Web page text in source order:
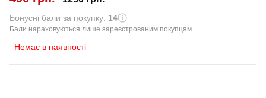
Бонусні бали за покупку: 14
Бали нараховуються лише зареєстрованим покупцям.
Немає в наявності